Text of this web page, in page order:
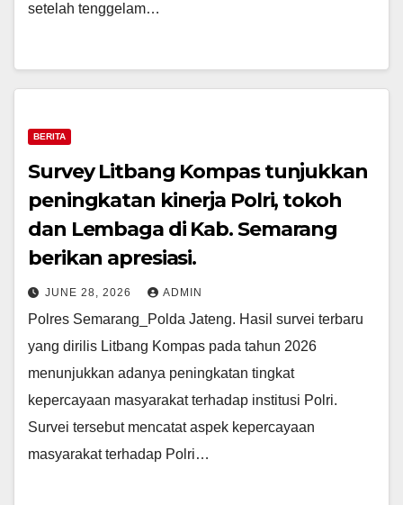
setelah tenggelam…
BERITA
Survey Litbang Kompas tunjukkan
peningkatan kinerja Polri, tokoh
dan Lembaga di Kab. Semarang
berikan apresiasi.
JUNE 28, 2026 ADMIN
Polres Semarang_Polda Jateng. Hasil survei terbaru
yang dirilis Litbang Kompas pada tahun 2026
menunjukkan adanya peningkatan tingkat
kepercayaan masyarakat terhadap institusi Polri.
Survei tersebut mencatat aspek kepercayaan
masyarakat terhadap Polri…